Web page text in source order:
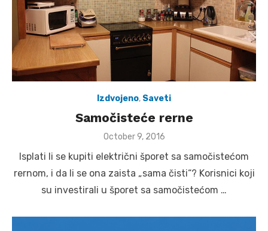
Izdvojeno, Saveti
Samočisteće rerne
Posted
October 9, 2016
Isplati li se kupiti električni šporet sa samočistećom
rernom, i da li se ona zaista „sama čisti“? Korisnici koji
su investirali u šporet sa samočistećom …